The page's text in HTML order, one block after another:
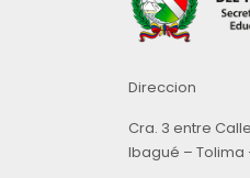
Direccion
Cra. 3 entre
Ibagué – Tolima